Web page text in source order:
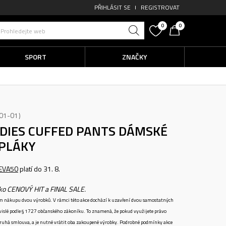
PŘIHLÁSIT SE REGISTROVAT
Prohledejte web
0 0
SPORT ZNAČKY
01
CUFFED PANTS DÁMSKÉ
platí do 31. 8.
HIT a FINAL SALE.
nákupu dvou výrobků. V rámci této akce dochází k uzavření dvou samostatných
podle § 1727 občanského zákoníku. To znamená, že pokud využijete právo
smlouva, a je nutné vrátit oba zakoupené výrobky. Podrobné podmínky akce